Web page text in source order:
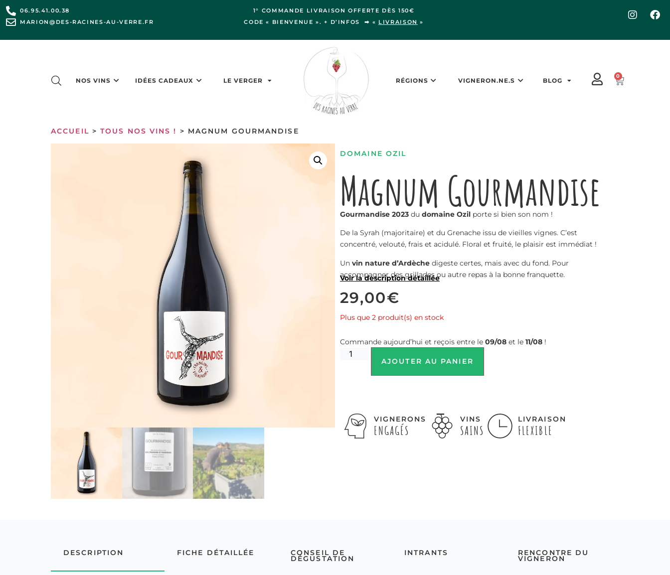
06.95.41.00.38
MARION@DES-RACINES-AU-VERRE.FR
1° COMMANDE LIVRAISON OFFERTE DÈS 150€
CODE « BIENVENUE ». + D’INFOS ➡ « LIVRAISON »
NOS VINS IDÉES CADEAUX LE VERGER RÉGIONS VIGNERON.NE.S BLOG
0
ACCUEIL >TOUS NOS VINS ! > MAGNUM GOURMANDISE
DOMAINE OZIL
Magnum Gourmandise
Gourmandise 2023 du domaine Ozil porte si bien son nom !
De la Syrah (majoritaire) et du Grenache issu de vieilles vignes. C’est
concentré, velouté, frais et acidulé. Floral et fruité, le plaisir est immédiat !
Un vin nature d’Ardèche digeste certes, mais avec du fond. Pour
accompagner des grillades ou autre repas à la bonne franquette.
Voir la description détaillée
29,00€
Plus que 2 produit(s) en stock
Commande aujourd’hui et reçois entre le 09/08 et le 11/08 !
AJOUTER AU PANIER
VIGNERONS
ENGAGÉS
VINS
SAINS
LIVRAISON
FLEXIBLE
DESCRIPTION FICHE DÉTAILLÉE CONSEIL DE
DÉGUSTATION
INTRANTS RENCONTRE DU
VIGNERON